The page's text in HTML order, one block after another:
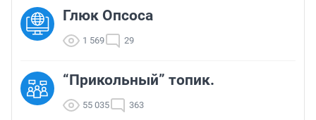
Глюк Опсоса
1 569 29
“Прикольный” топик.
55 035 363